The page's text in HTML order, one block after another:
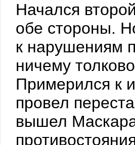
Начался
обе стороны.
к нарушениям
ничему
Примерился к
провел
вышел